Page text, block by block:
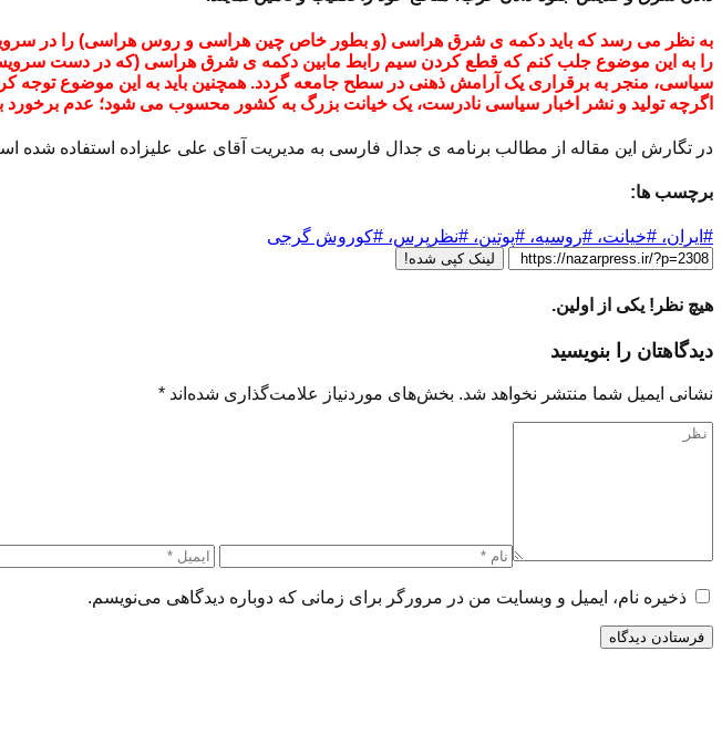
به نظر می رسد که باید دکمه ی شرق هراسی (و بطور خاص چین هراسی و روس هراسی) را در سرویس
را به این موضوع جلب کنم که قطع کردن سیم رابط مابین دکمه ی شرق هراسی (که در دست
سیاسی، منجر به برقراری یک آرامش ذهنی در سطح جامعه گردد. همچنین باید به این موضوع توجه
اگرچه تولید و نشر اخبار سیاسی نادرست، یک خیانت بزرگ به کشور محسوب می شود؛ عدم برخورد
در تگارش این مقاله از مطالب برنامه ی جدال فارسی به مدیریت آقای علی علیزاده استفاده شده
برچسب ها:
#ایران، #خیانت، #روسیه، #پوتین، #نظرپرس، #کوروش گرجی
لینک کپی شده!
هیچ نظر! یکی از اولین.
دیدگاهتان را بنویسید
نشانی ایمیل شما منتشر نخواهد شد. بخش‌های موردنیاز علامت‌گذاری شده‌اند *
ذخیره نام، ایمیل و وبسایت من در مرورگر برای زمانی که دوباره دیدگاهی می‌نویسم.